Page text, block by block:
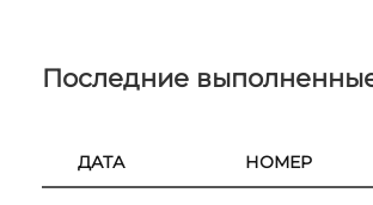
Последние
ДАТА НОМЕР